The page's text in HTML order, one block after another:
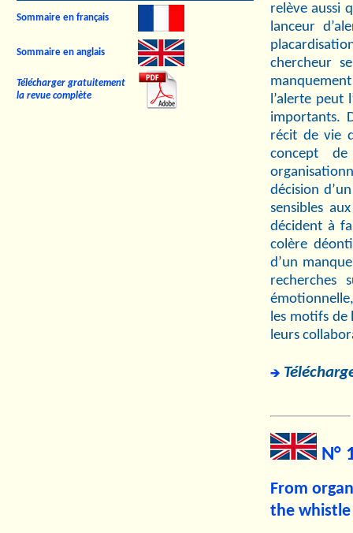
Sommaire en français
Sommaire en anglais
Télécharger gratuitement
la revue complète
relève aussi
lanceur
chercheur
l’alerte peut
importants.
récit de vie
concept
décision
sensibles
décident à
colère
d’un
les motifs
leurs
N°
From
the